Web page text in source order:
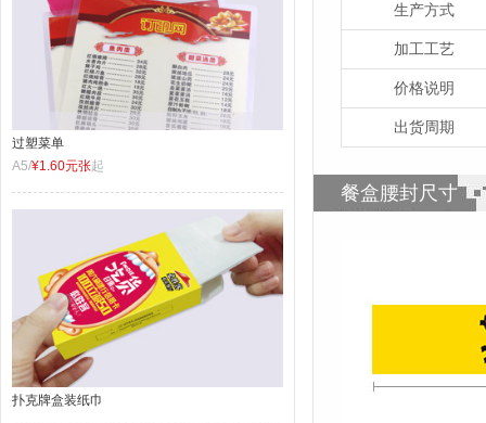
过塑菜单
A5/¥1.60元张起
扑克牌盒装纸巾
生产方式
加工工艺
价格说明
出货周期
餐盒腰封尺寸